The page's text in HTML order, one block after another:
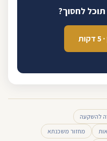
לחסוך?
להשקעה
מחזור משכנתא